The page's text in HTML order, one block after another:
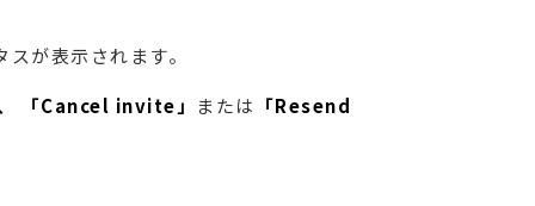
スが表示されます。
「Cancel invite」 または 「Resend